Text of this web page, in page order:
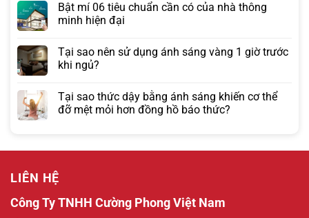
Bật mí 06 tiêu chuẩn cần có của nhà thông
minh hiện đại
Tại sao nên sử dụng ánh sáng vàng 1 giờ trước
khi ngủ?
Tại sao thức dậy bằng ánh sáng khiến cơ thể
đỡ mệt mỏi hơn đồng hồ báo thức?
LIÊN HỆ
Công Ty TNHH Cường Phong Việt Nam